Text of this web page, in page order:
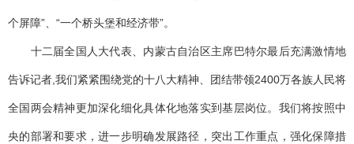
个屏障”、“一个桥头堡和经济带”。
十二届全国人大代表、内蒙古自治区主席巴特尔最后充满激情地
告诉记者,我们紧紧围绕党的十八大精神、团结带领2400万各族人民将
全国两会精神更加深化细化具体化地落实到基层岗位。我们将按照中
央的部署和要求，进一步明确发展路径，突出工作重点，强化保障措